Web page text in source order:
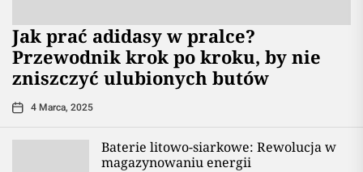
Jak prać adidasy w pralce?
Przewodnik krok po kroku, by nie
zniszczyć ulubionych butów
4 Marca, 2025
Baterie litowo-siarkowe: Rewolucja w
magazynowaniu energii